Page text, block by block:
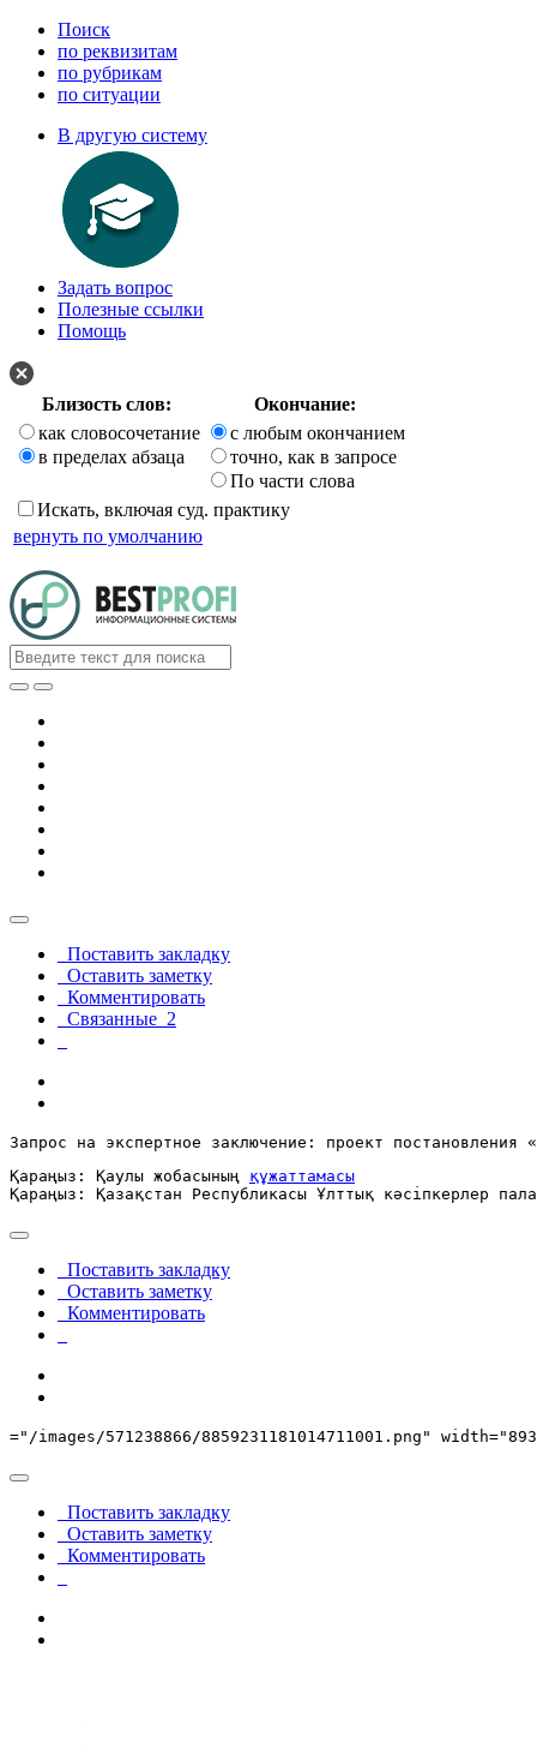
Поиск
по реквизитам
по рубрикам
по ситуации
В другую систему
Задать вопрос
Полезные ссылки
Помощь
Близость слов:
Окончание:
как словосочетание
в пределах абзаца
с любым окончанием
точно, как в запросе
По части слова
Искать, включая суд. практику
вернуть по умолчанию
Поставить закладку
Оставить заметку
Комментировать
Связанные 2
Запрос на экспертное заключение: проект
Қараңыз: Қаулы жобасының құжаттамасы
Қараңыз: Қазақстан Республикасы Ұлттық кәсіпкерлер
Поставить закладку
Оставить заметку
Комментировать
="/images/571238866/8859231181014711001.png"
Поставить закладку
Оставить заметку
Комментировать